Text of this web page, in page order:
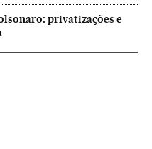
privatizações e